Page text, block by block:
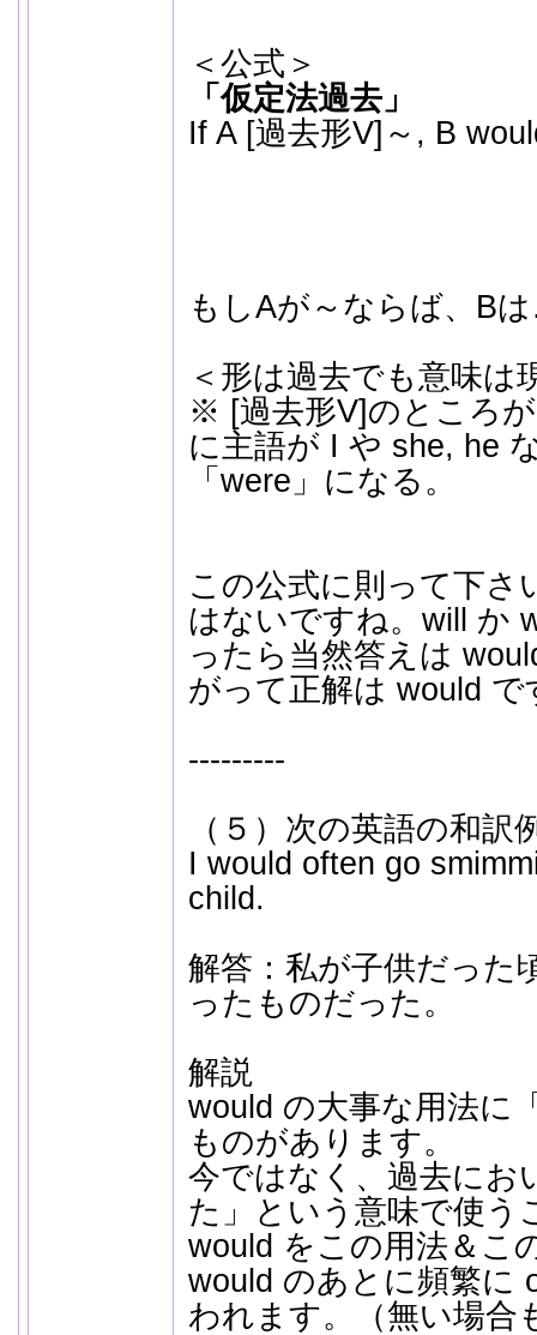
＜公式＞
「仮定法過去」
If A [過去形V]～, B
もしAが～ならば、B
＜形は過去でも意味は
※ [過去形V]のところ
に主語が I や she, he
「were」になる。
この公式に則って下さ
はないですね。will か
ったら当然答えは
がって正解は would で
---------
（５）次の英語の和訳
I would often go
child.
解答：私が子供だった
ったものだった。
解説
would の大事な用法に
ものがあります。
今ではなく、過去にお
た」という意味で使う
would をこの用法＆こ
would のあとに頻繁に
われます。（無い場合